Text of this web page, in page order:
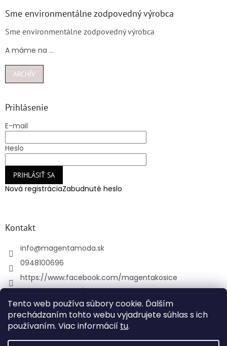
Tento web používa súbory cookie. Ďalším
prechádzaním tohto webu vyjadrujete súhlas s ich
používaním. Viac informácií tu.
Sme environmentálne zodpovedný výrobca
Sme environmentálne zodpovedný výrobca
A máme na ...
ARCHÍV
Prihlásenie
E-mail
Heslo
PRIHLÁSIŤ SA
Nová registráciaZabudnuté heslo
Kontakt
info@magentamoda.sk
0948100696
https://www.facebook.com/magentakosice
+421948100696